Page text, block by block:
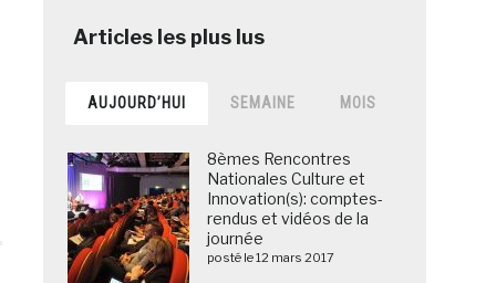
AUJOURD’HUI SEMAINE MOIS
8èmes Rencontres
Nationales Culture et
Innovation(s): comptes-
rendus et vidéos de la
journée
posté le 12 mars 2017